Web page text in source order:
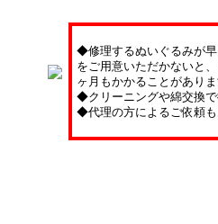
◆修理するぬいぐるみが
をご用意いただかないと
ヶ月もかかることがありま
◆クリーニングや綿交換
◆代理の方によるご依頼